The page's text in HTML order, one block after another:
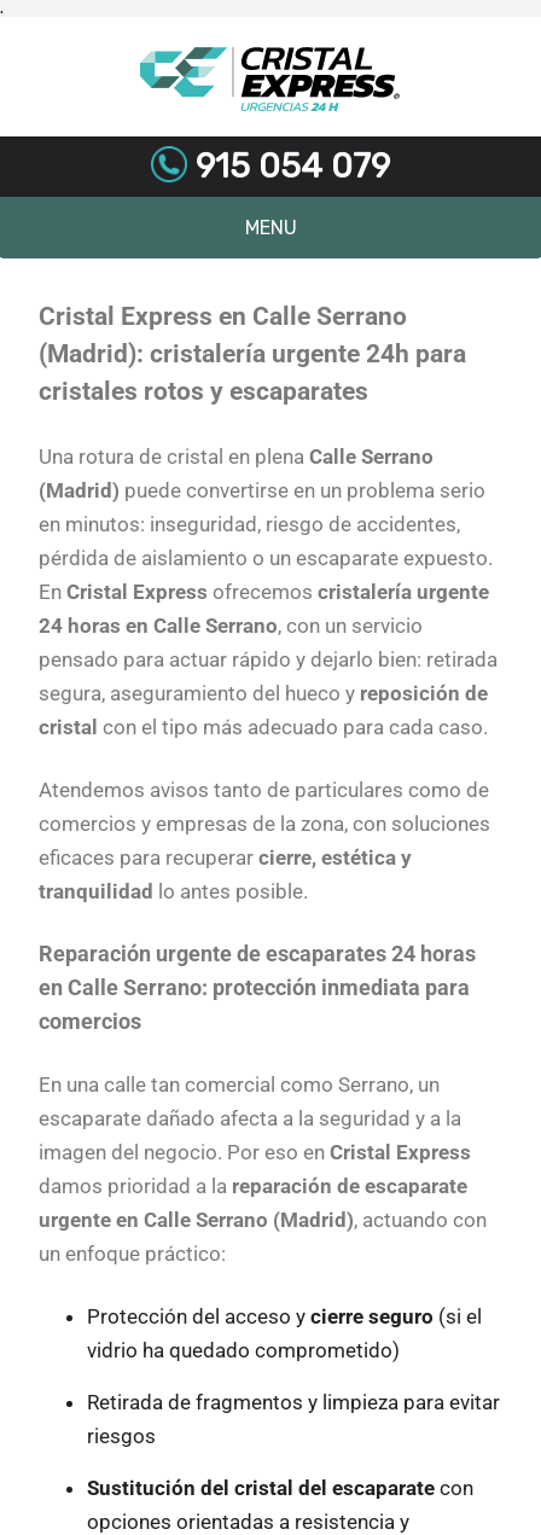
.
915 054 079
MENU
Cristal Express en Calle Serrano
(Madrid): cristalería urgente 24h para
cristales rotos y escaparates
Una rotura de cristal en plenaCalle Serrano
(Madrid) puede convertirse en un problema serio
en minutos: inseguridad, riesgo de accidentes,
pérdida de aislamiento o un escaparate expuesto.
EnCristal Express ofrecemoscristalería urgente
24 horas en Calle Serrano, con un servicio
pensado para actuar rápido y dejarlo bien: retirada
segura, aseguramiento del hueco y reposición de
cristal con el tipo más adecuado para cada caso.
Atendemos avisos tanto de particulares como de
comercios y empresas de la zona, con soluciones
eficaces para recuperarcierre, estética y
tranquilidad lo antes posible.
Reparación urgente de escaparates 24 horas
en Calle Serrano: protección inmediata para
comercios
En una calle tan comercial como Serrano, un
escaparate dañado afecta a la seguridad y a la
imagen del negocio. Por eso enCristal Express
damos prioridad a la reparación de escaparate
urgente en Calle Serrano (Madrid), actuando con
un enfoque práctico:
Protección del acceso ycierre seguro (si el
vidrio ha quedado comprometido)
Retirada de fragmentos y limpieza para evitar
riesgos
Sustitución del cristal del escaparate con
opciones orientadas a resistencia y